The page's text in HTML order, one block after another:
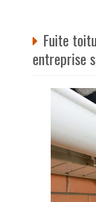
Fuite
entreprise